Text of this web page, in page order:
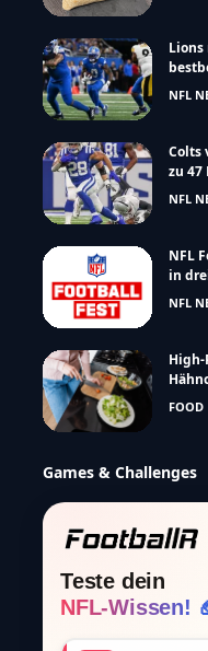
Lions
NFL
Colts
zu
NFL
NFL
in
NFL
FOOD
Games & Challenges
Teste dein
NFL-Wissen!